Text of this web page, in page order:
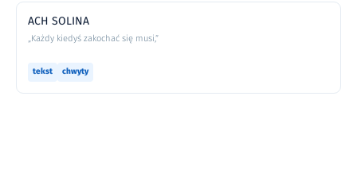
ACH SOLINA
„Każdy kiedyś zakochać się musi,”
tekst chwyty